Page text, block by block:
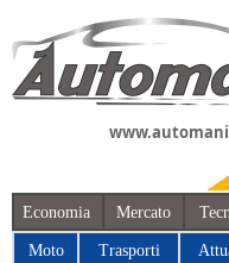
Economia Mercato
Moto Trasporti